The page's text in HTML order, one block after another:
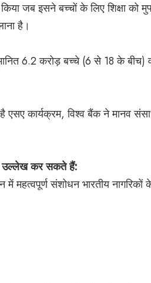
जब इसने बच्चों के लिए शिक्षा को
है।
6.2 करोड़ बच्चे (6 से 18 के बीच)
एसए कार्यक्रम, विश्व बैंक ने मानव
उल्लेख कर सकते हैं:
में महत्वपूर्ण संशोधन भारतीय नागरिकों